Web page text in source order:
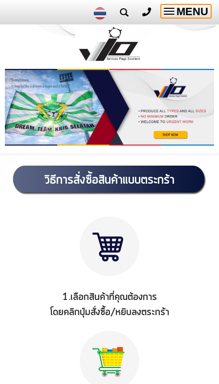
Toggle
MENU
วิธีการสั่งซื้อสินค้าแบบตระกร้า
1.เลือกสินค้าที่คุณต้องการ
โดยคลิกปุ่มสั่งซื้อ/หยิบลงตระกร้า